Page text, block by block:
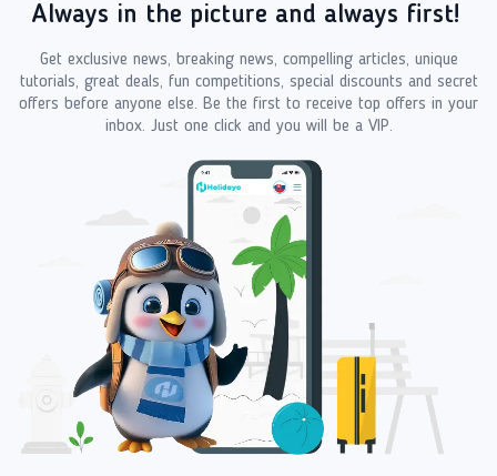
Always in the picture and always first!
Get exclusive news, breaking news, compelling articles, unique
tutorials, great deals, fun competitions, special discounts and secret
offers before anyone else. Be the first to receive top offers in your
inbox. Just one click and you will be a VIP.